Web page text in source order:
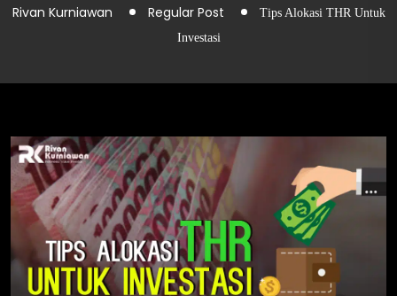
Rivan Kurniawan Regular Post
Tips Alokasi THR Untuk
Investasi